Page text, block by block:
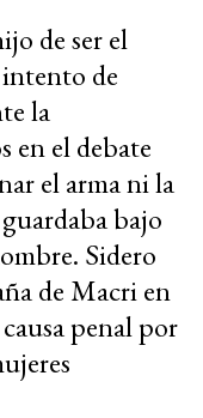
de ser el
de
la
en el debate
el arma ni la
bajo
Sidero
de Macri en
penal por